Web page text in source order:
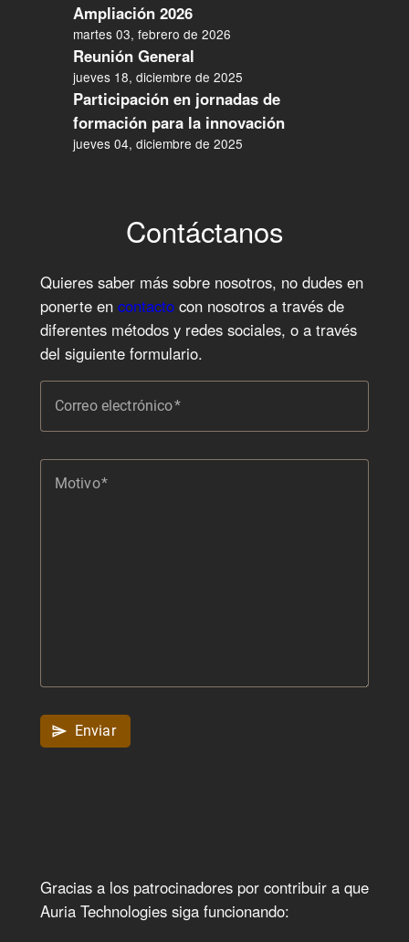
Ampliación 2026
martes 03, febrero de 2026
Reunión General
jueves 18, diciembre de 2025
Participación en jornadas de
formación para la innovación
jueves 04, diciembre de 2025
Contáctanos
Quieres saber más sobre nosotros, no dudes en
ponerte en contactocon nosotros a través de
diferentes métodos y redes sociales, o a través
del siguiente formulario.
Correo electrónico
Motivo
send Enviar
Gracias a los patrocinadores por contribuir a que
Auria Technologies siga funcionando: